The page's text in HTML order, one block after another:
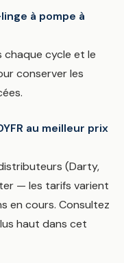
à pompe à
chaque cycle et le
conserver les
au meilleur prix
(Darty,
— les tarifs varient
en cours. Consultez
haut dans cet